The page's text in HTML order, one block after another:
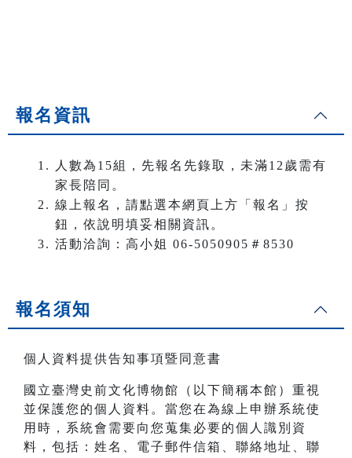
報名資訊
人數為15組，先報名先錄取，未滿12歲需有
家長陪同。
線上報名，請點選本網頁上方「報名」按
鈕，依說明填妥相關資訊。
活動洽詢：高小姐 06-5050905＃8530
報名須知
個人資料提供告知事項暨同意書
國立臺灣史前文化博物館（以下簡稱本館）重視
並保護您的個人資料。當您在為線上申辦系統使
用時，系統會需要向您蒐集必要的個人識別資
料，包括：姓名、電子郵件信箱、聯絡地址、聯